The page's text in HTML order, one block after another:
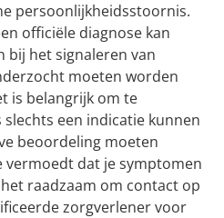
persoonlijkheidsstoornis.
officiële diagnose kan
bij het signaleren van
moeten worden
is belangrijk om te
een indicatie kunnen
beoordeling moeten
vermoedt dat je symptomen
raadzaam om contact op
zorgverlener voor